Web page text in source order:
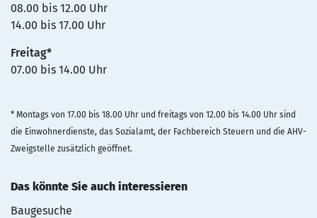
08.00 bis 12.00 Uhr
14.00 bis 17.00 Uhr
Freitag*
07.00 bis 14.00 Uhr
* Montags von 17.00 bis 18.00 Uhr und freitags von 12.00 bis 14.00 Uhr sind
die Einwohnerdienste, das Sozialamt, der Fachbereich Steuern und die AHV-
Zweigstelle zusätzlich geöffnet.
Das könnte Sie auch interessieren
Baugesuche